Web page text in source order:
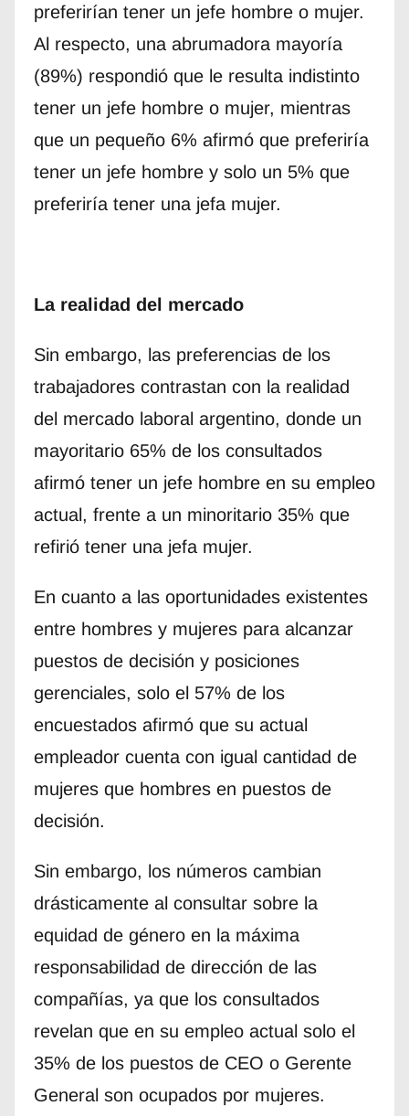
preferirían tener un jefe hombre o mujer.
Al respecto, una abrumadora mayoría
(89%) respondió que le resulta indistinto
tener un jefe hombre o mujer, mientras
que un pequeño 6% afirmó que preferiría
tener un jefe hombre y solo un 5% que
preferiría tener una jefa mujer.
La realidad del mercado
Sin embargo, las preferencias de los
trabajadores contrastan con la realidad
del mercado laboral argentino, donde un
mayoritario 65% de los consultados
afirmó tener un jefe hombre en su empleo
actual, frente a un minoritario 35% que
refirió tener una jefa mujer.
En cuanto a las oportunidades existentes
entre hombres y mujeres para alcanzar
puestos de decisión y posiciones
gerenciales, solo el 57% de los
encuestados afirmó que su actual
empleador cuenta con igual cantidad de
mujeres que hombres en puestos de
decisión.
Sin embargo, los números cambian
drásticamente al consultar sobre la
equidad de género en la máxima
responsabilidad de dirección de las
compañías, ya que los consultados
revelan que en su empleo actual solo el
35% de los puestos de CEO o Gerente
General son ocupados por mujeres.